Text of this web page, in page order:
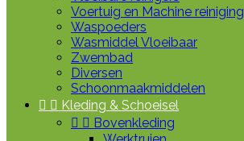
Voertuig en Machine reiniging
Waspoeders
Wasmiddel Vloeibaar
Zwembad
Diversen
Schoonmaakmiddelen
  Kleding & Schoeisel
  Bovenkleding